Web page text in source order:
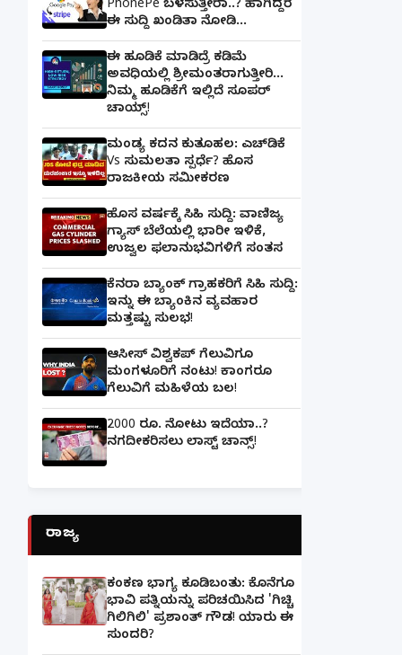
PhonePe ಬಳಸುತ್ತೀರಾ..? ಹಾಗಿದ್ದರೆ
ಈ ಸುದ್ದಿ ಖಂಡಿತಾ ನೋಡಿ...
ಈ ಹೂಡಿಕೆ ಮಾಡಿದ್ರೆ ಕಡಿಮೆ
ಅವಧಿಯಲ್ಲಿ ಶ್ರೀಮಂತರಾಗುತ್ತೀರಿ...
ನಿಮ್ಮ ಹೂಡಿಕೆಗೆ ಇಲ್ಲಿದೆ ಸೂಪರ್
ಚಾಯ್ಸ್‌!
ಮಂಡ್ಯ ಕದನ ಕುತೂಹಲ: ಎಚ್‌ಡಿಕೆ
Vs ಸುಮಲತಾ ಸ್ಪರ್ಧೆ? ಹೊಸ
ರಾಜಕೀಯ ಸಮೀಕರಣ
ಹೊಸ ವರ್ಷಕ್ಕೆ ಸಿಹಿ ಸುದ್ದಿ: ವಾಣಿಜ್ಯ
ಗ್ಯಾಸ್‌ ಬೆಲೆಯಲ್ಲಿ ಭಾರೀ ಇಳಿಕೆ,
ಉಜ್ವಲ ಫಲಾನುಭವಿಗಳಿಗೆ ಸಂತಸ
ಕೆನರಾ ಬ್ಯಾಂಕ್‌ ಗ್ರಾಹಕರಿಗೆ ಸಿಹಿ ಸುದ್ದಿ:
ಇನ್ನು ಈ ಬ್ಯಾಂಕಿನ ವ್ಯವಹಾರ
ಮತ್ತಷ್ಟು ಸುಲಭ!
ಆಸೀಸ್ ವಿಶ್ವಕಪ್ ಗೆಲುವಿಗೂ
ಮಂಗಳೂರಿಗೆ ನಂಟು! ಕಾಂಗರೂ
ಗೆಲುವಿಗೆ ಮಹಿಳೆಯ ಬಲ!
2000 ರೂ. ನೋಟು ಇದೆಯಾ..?
ನಗದೀಕರಿಸಲು ಲಾಸ್ಟ್‌ ಚಾನ್ಸ್‌!
ರಾಜ್ಯ
ಕಂಕಣ ಭಾಗ್ಯ ಕೂಡಿಬಂತು: ಕೊನೆಗೂ
ಭಾವಿ ಪತ್ನಿಯನ್ನು ಪರಿಚಯಿಸಿದ 'ಗಿಚ್ಚಿ
ಗಿಲಿಗಿಲಿ' ಪ್ರಶಾಂತ್ ಗೌಡ! ಯಾರು ಈ
ಸುಂದರಿ?